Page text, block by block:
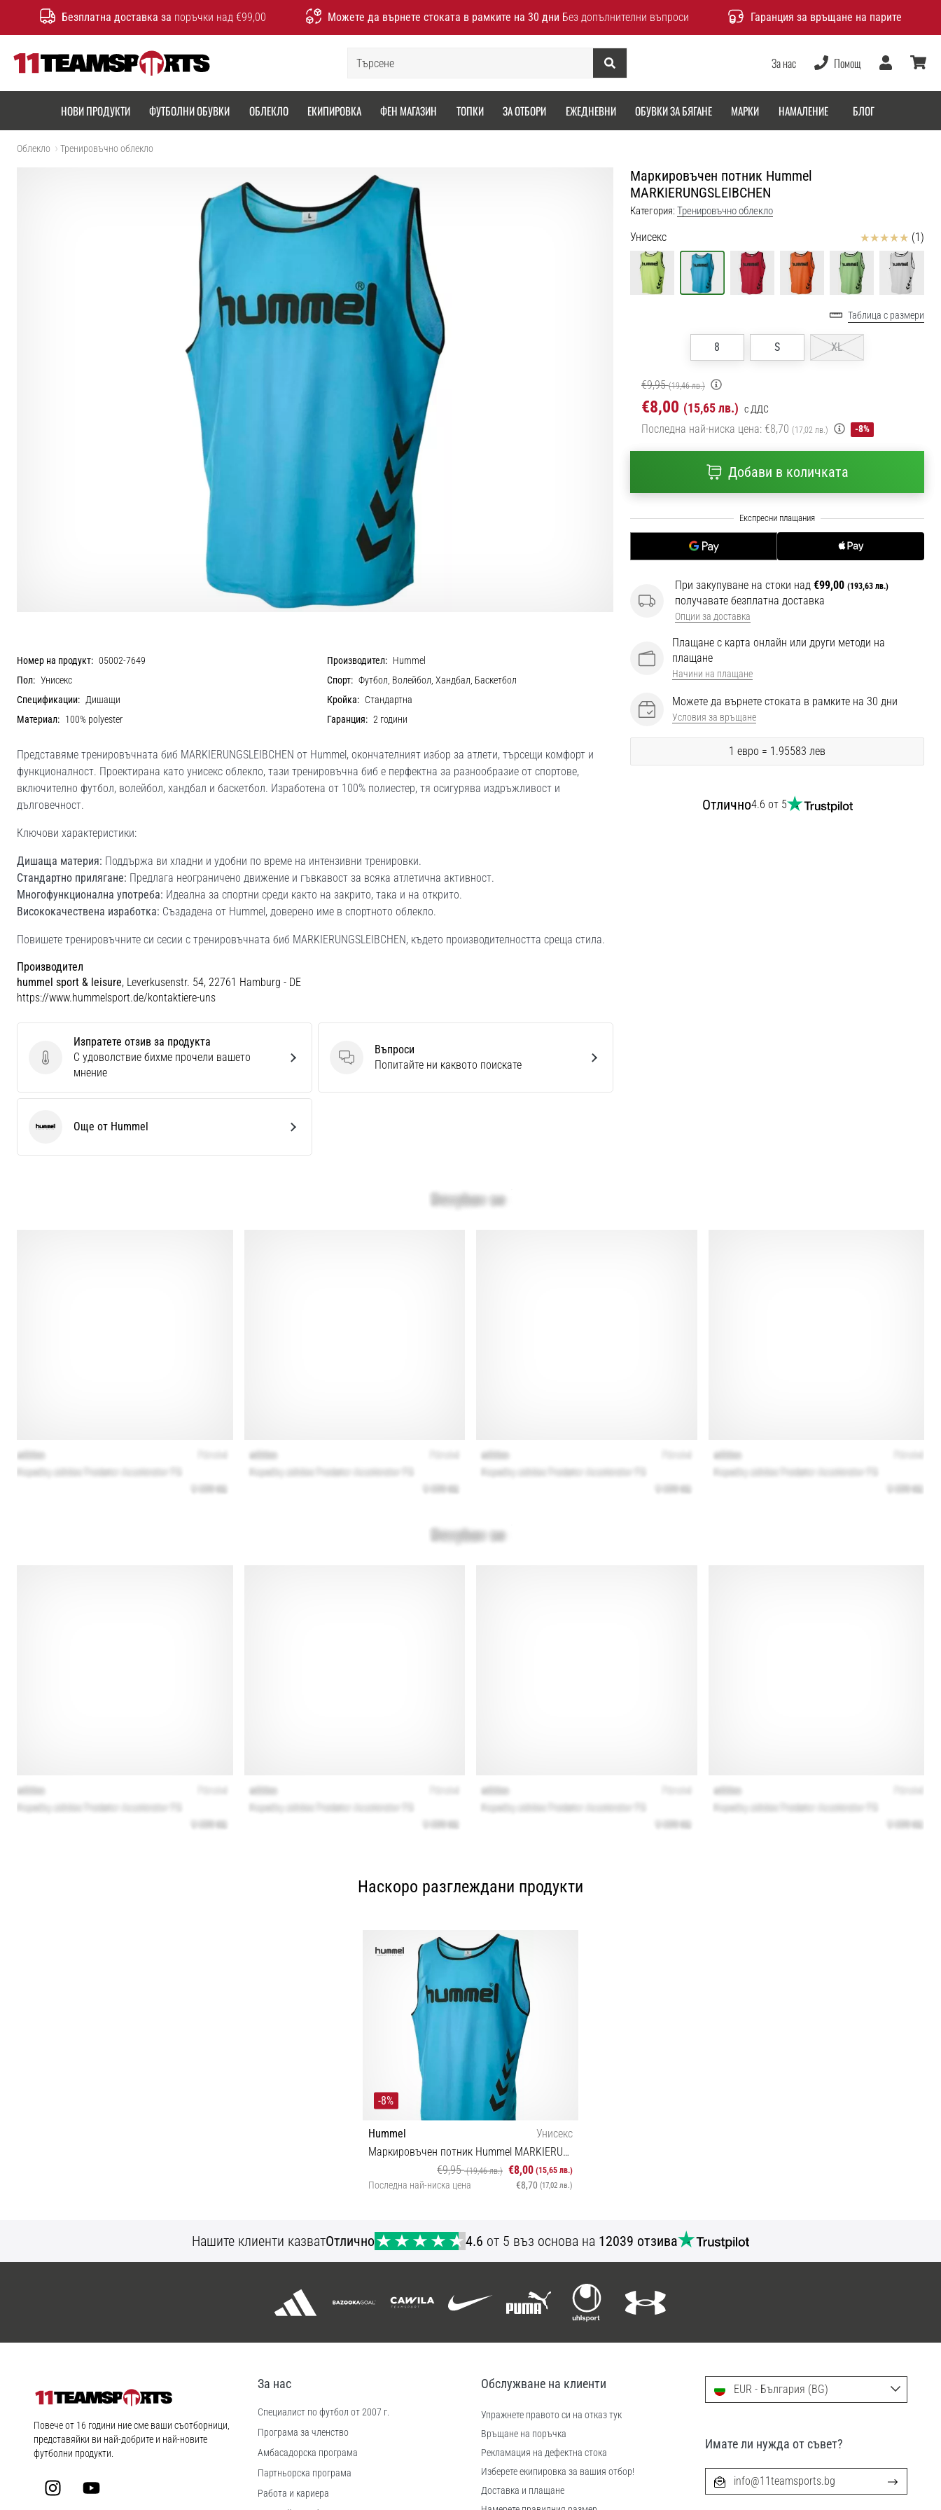
Безплатна доставка за поръчки над €99,00 Можете да върнете стоката в рамките на 30 дни Без допълнителни въпроси Гаранция за връщане на парите
Търсене
За нас Помощ
Потребител
НОВИ ПРОДУКТИ ФУТБОЛНИ ОБУВКИ ОБЛЕКЛО ЕКИПИРОВКА ФЕН МАГАЗИН ТОПКИ ЗА ОТБОРИ ЕЖЕДНЕВНИ ОБУВКИ ЗА БЯГАНЕ МАРКИ НАМАЛЕНИЕ БЛОГ
Облекло Тренировъчно облекло
Маркировъчен потник Hummel
MARKIERUNGSLEIBCHEN
Категория:Тренировъчно облекло
Унисекс Отзиви (1)
Таблица с размери
8 S XL
€9,95 (19,46 лв.)
€8,00 (15,65 лв.) с ДДС
Последна най-ниска цена: €8,70 (17,02 лв.) -8%
Добави в количката
При закупуване на стоки над €99,00 (193,63 лв.)
получавате безплатна доставка
Опции за доставка
Плащане с карта онлайн или други методи на
плащане
Начини на плащане
Можете да върнете стоката в рамките на 30 дни
Условия за връщане
1 евро = 1.95583 лев
Отлично4.6 от 5
Номер на продукт: 05002-7649 Производител: Hummel
Пол: Унисекс Спорт: Футбол, Волейбол, Хандбал, Баскетбол
Спецификации: Дишащи Кройка: Стандартна
Материал: 100% polyester Гаранция: 2 години
Представяме тренировъчната биб MARKIERUNGSLEIBCHEN от Hummel, окончателният избор за атлети, търсещи комфорт и
функционалност. Проектирана като унисекс облекло, тази тренировъчна биб е перфектна за разнообразие от спортове,
включително футбол, волейбол, хандбал и баскетбол. Изработена от 100% полиестер, тя осигурява издръжливост и
дълговечност.
Ключови характеристики:
Дишаща материя: Поддържа ви хладни и удобни по време на интензивни тренировки.
Стандартно прилягане: Предлага неограничено движение и гъвкавост за всяка атлетична активност.
Многофункционална употреба: Идеална за спортни среди както на закрито, така и на открито.
Висококачествена изработка: Създадена от Hummel, доверено име в спортното облекло.
Повишете тренировъчните си сесии с тренировъчната биб MARKIERUNGSLEIBCHEN, където производителността среща стила.
Производител
hummel sport & leisure, Leverkusenstr. 54, 22761 Hamburg - DE
https://www.hummelsport.de/kontaktiere-uns
Изпратете отзив за продукта
Изпратете отзив за продукта
С удоволствие бихме прочели вашето
мнение
Въпроси
Въпроси
Попитайте ни каквото поискате
HummelОще от Hummel
Наскоро разглеждани продукти
-8%
Hummel
Унисекс
Маркировъчен потник Hummel MARKIERUNGSLEIBCHEN
€9,95(19,46 лв.) €8,00 (15,65 лв.)
Последна най-ниска цена €8,70 (17,02 лв.)
Нашите клиенти казватОтлично 4.6 от 5 въз основа на 12039 отзива
11teamsports.bg
Повече от 16 години ние сме ваши съотборници,
представяйки ви най-добрите и най-новите
футболни продукти.
InstagramYouTube
За нас
Специалист по футбол от 2007 г.
Програма за членство
Aмбасадорска програма
Партньорска програма
Работа и кариера
Обслужване на клиенти
Упражнете правото си на отказ тук
Връщане на поръчка
Рекламация на дефектна стока
Изберете екипировка за вашия отбор!
Доставка и плащане
EUR - България (BG)
Имате ли нужда от съвет?
info@11teamsports.bg